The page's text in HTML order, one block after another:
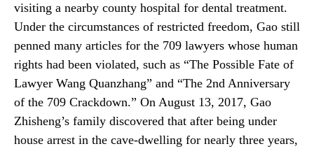
visiting a nearby county hospital for dental treatment.
Under the circumstances of restricted freedom, Gao still
penned many articles for the 709 lawyers whose human
rights had been violated, such as “The Possible Fate of
Lawyer Wang Quanzhang” and “The 2nd Anniversary
of the 709 Crackdown.” On August 13, 2017, Gao
Zhisheng’s family discovered that after being under
house arrest in the cave-dwelling for nearly three years,